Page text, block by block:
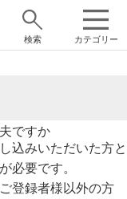
カテゴリー
検索
ですか
込みいただいた方と
必要です。
登録者様以外の方